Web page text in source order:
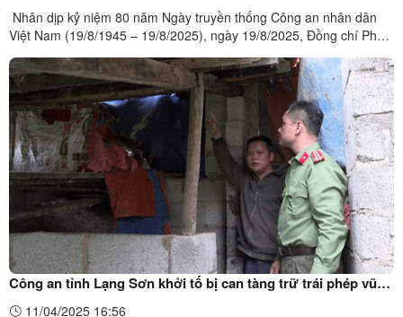
Nhân dịp kỷ niệm 80 năm Ngày truyền thống Công an nhân dân
Việt Nam (19/8/1945 – 19/8/2025), ngày 19/8/2025, Đồng chí Phó
tịch Ủy ban MTTQVN xã Văn Quan cùng lãnh đạo các Phòng
chuyên môn, ban, ngành xã đã đến thăm, tặng hoa chúc mừng lực
...
Công an tỉnh Lạng Sơn khởi tố bị can tàng trữ trái phép vũ
khí quân dụng tại huyện Văn Quan
11/04/2025 16:56